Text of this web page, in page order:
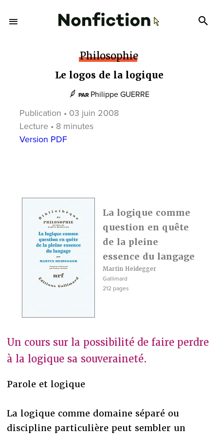
Philosophie
Le logos de la logique
PAR Philippe GUERRE
Publication • 03 juin 2008
Lecture • 8 minutes
Version PDF
La logique comme
question en quête
de la pleine
essence du langage
Martin Heidegger
Gallimard
212 pages
Un cours sur la possibilité de faire perdre
à la logique sa souveraineté.
Parole et logique
La logique comme domaine séparé ou
discipline particulière peut sembler un